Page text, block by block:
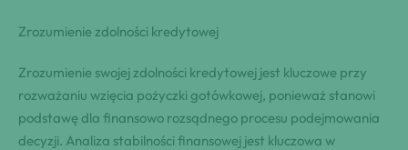
Zrozumienie zdolności kredytowej
Zrozumienie swojej zdolności kredytowej jest kluczowe przy
rozważaniu wzięcia pożyczki gotówkowej, ponieważ stanowi
podstawę dla finansowo rozsądnego procesu podejmowania
decyzji. Analiza stabilności finansowej jest kluczowa w